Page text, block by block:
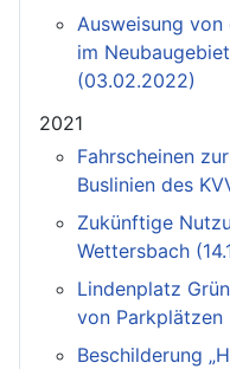
Ausweisung
im
(03.02.2022)
2021
Fahrscheinen
Buslinien des
Zukünftige
Wettersbach
Lindenplatz
von Parkplätzen
Beschilderung